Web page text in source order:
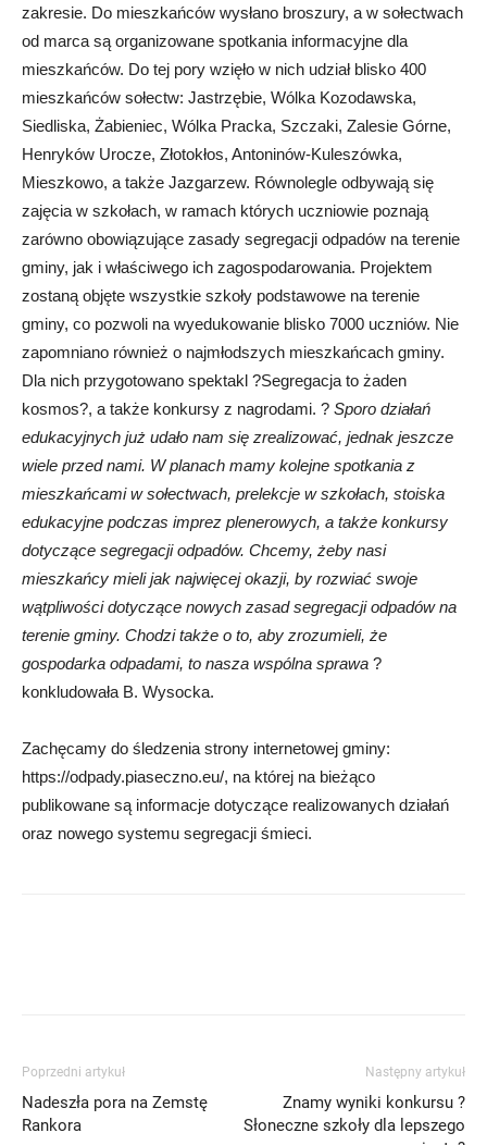
zakresie. Do mieszkańców wysłano broszury, a w sołectwach
od marca są organizowane spotkania informacyjne dla
mieszkańców. Do tej pory wzięło w nich udział blisko 400
mieszkańców sołectw: Jastrzębie, Wólka Kozodawska,
Siedliska, Żabieniec, Wólka Pracka, Szczaki, Zalesie Górne,
Henryków Urocze, Złotokłos, Antoninów-Kuleszówka,
Mieszkowo, a także Jazgarzew. Równolegle odbywają się
zajęcia w szkołach, w ramach których uczniowie poznają
zarówno obowiązujące zasady segregacji odpadów na terenie
gminy, jak i właściwego ich zagospodarowania. Projektem
zostaną objęte wszystkie szkoły podstawowe na terenie
gminy, co pozwoli na wyedukowanie blisko 7000 uczniów. Nie
zapomniano również o najmłodszych mieszkańcach gminy.
Dla nich przygotowano spektakl ?Segregacja to żaden
kosmos?, a także konkursy z nagrodami. ? Sporo działań
edukacyjnych już udało nam się zrealizować, jednak jeszcze
wiele przed nami. W planach mamy kolejne spotkania z
mieszkańcami w sołectwach, prelekcje w szkołach, stoiska
edukacyjne podczas imprez plenerowych, a także konkursy
dotyczące segregacji odpadów. Chcemy, żeby nasi
mieszkańcy mieli jak najwięcej okazji, by rozwiać swoje
wątpliwości dotyczące nowych zasad segregacji odpadów na
terenie gminy. Chodzi także o to, aby zrozumieli, że
gospodarka odpadami, to nasza wspólna sprawa ?
konkludowała B. Wysocka.
Zachęcamy do śledzenia strony internetowej gminy:
https://odpady.piaseczno.eu/, na której na bieżąco
publikowane są informacje dotyczące realizowanych działań
oraz nowego systemu segregacji śmieci.
Poprzedni artykuł
Nadeszła pora na Zemstę
Rankora
Następny artykuł
Znamy wyniki konkursu ?
Słoneczne szkoły dla lepszego